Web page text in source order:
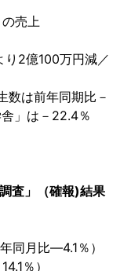
の売上
2億100万円減／
数は前年同期比－
」は－ 22.4％
査」（確報)結果
年同月比―4.1 ％）
14.1 ％）